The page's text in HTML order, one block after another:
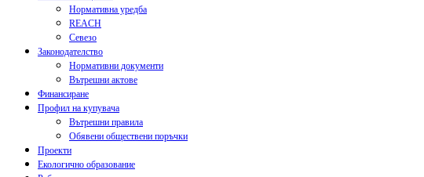
Нормативна уредба
REACH
Севезо
Законодателство
Нормативни документи
Вътрешни актове
Финансиране
Профил на купувача
Вътрешни правила
Обявени обществени поръчки
Проекти
Екологично образование